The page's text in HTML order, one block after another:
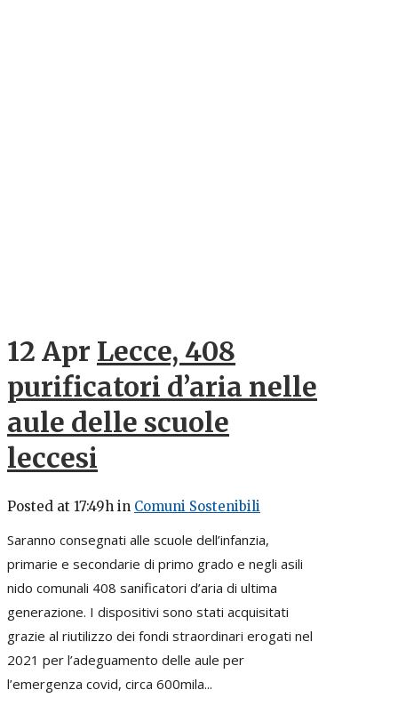
12 Apr Lecce, 408
purificatori d’aria nelle
aule delle scuole
leccesi
Posted at 17:49h in Comuni Sostenibili
Saranno consegnati alle scuole dell’infanzia,
primarie e secondarie di primo grado e negli asili
nido comunali 408 sanificatori d’aria di ultima
generazione. I dispositivi sono stati acquisitati
grazie al riutilizzo dei fondi straordinari erogati nel
2021 per l’adeguamento delle aule per
l’emergenza covid, circa 600mila...